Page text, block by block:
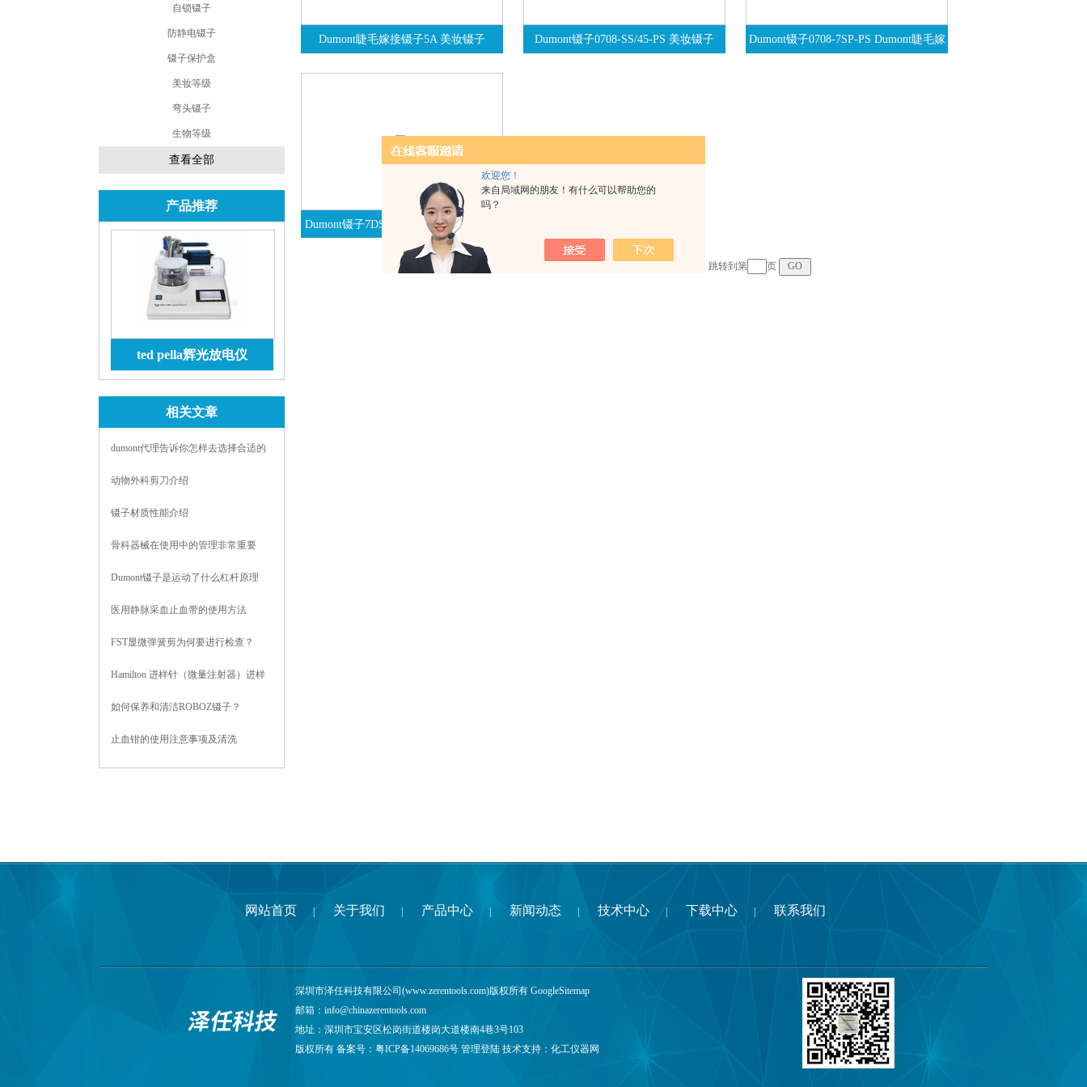
欢迎您！
来自局域网的朋友！有什么可以帮助您的
吗？
自锁镊子
防静电镊子
镊子保护盒
美妆等级
弯头镊子
生物等级
查看全部
产品推荐
ted pella辉光放电仪
相关文章
dumont代理告诉你怎样去选择合适的
动物外科剪刀介绍
镊子材质性能介绍
骨科器械在使用中的管理非常重要
Dumont镊子是运动了什么杠杆原理
医用静脉采血止血带的使用方法
FST显微弹簧剪为何要进行检查？
Hamilton 进样针（微量注射器）进样
如何保养和清洁ROBOZ镊子？
止血钳的使用注意事项及清洗
Dumont睫毛嫁接镊子5A 美妆镊子 Dumont镊子0708-SS/45-PS 美妆镊子 Dumont镊子0708-7SP-PS Dumont睫毛嫁
Dumont镊子7DSP Dumont睫毛嫁接镊子
7SP
共 4 条记录，当前 1 / 1 页 首页 上一页 下一页 末页 跳转到第 页
网站首页 关于我们 产品中心 新闻动态 技术中心 下载中心 联系我们
深圳市泽任科技有限公司(www.zerentools.com)版权所有 GoogleSitemap
邮箱： info@chinazerentools.com
地址：深圳市宝安区松岗街道楼岗大道楼南4巷3号103
版权所有 备案号： 粤ICP备14069686号 管理登陆 技术支持： 化工仪器网